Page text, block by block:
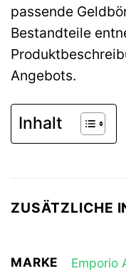
passende
Bestandteile
Angebots.
Inhalt
ZUSÄTZLICHE
MARKE Emporio